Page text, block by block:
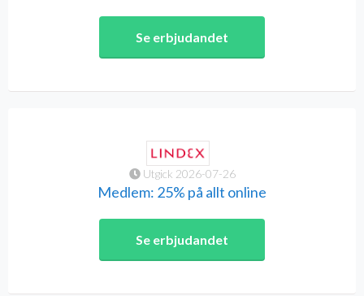
Se erbjudandet
Utgick 2026-07-26
Medlem: 25% på allt online
Se erbjudandet